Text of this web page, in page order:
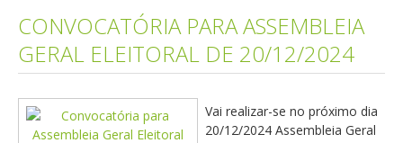
CONVOCATÓRIA PARA ASSEMBLEIA
GERAL ELEITORAL DE 20/12/2024
Vai realizar-se no próximo dia
20/12/2024 Assembleia Geral